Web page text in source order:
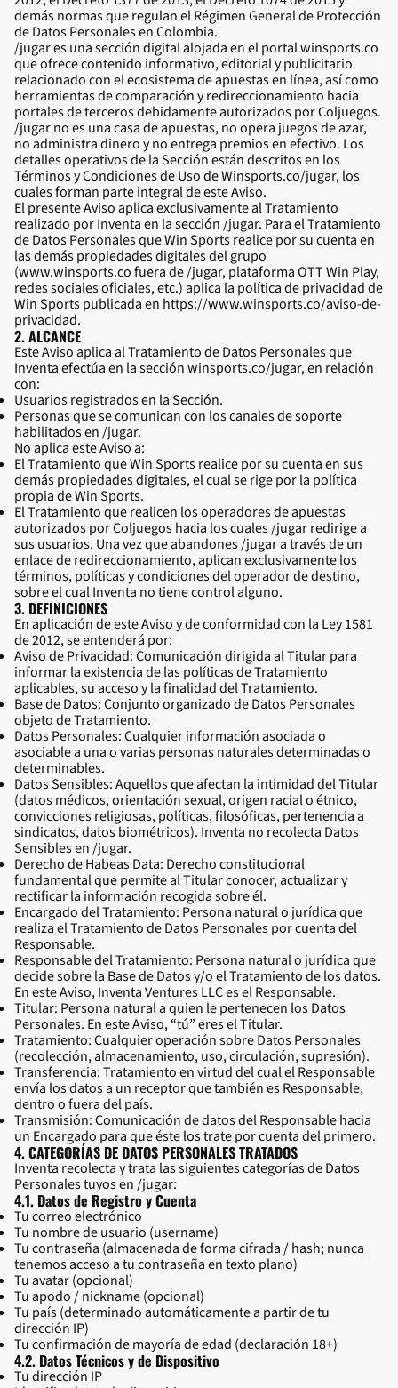
demás normas que regulan el Régimen General de Protección
de Datos Personales en Colombia.
/jugar es una sección digital alojada en el portal winsports.co
que ofrece contenido informativo, editorial y publicitario
relacionado con el ecosistema de apuestas en línea, así como
herramientas de comparación y redireccionamiento hacia
portales de terceros debidamente autorizados por Coljuegos.
/jugar no es una casa de apuestas, no opera juegos de azar,
no administra dinero y no entrega premios en efectivo. Los
detalles operativos de la Sección están descritos en los
Términos y Condiciones de Uso de Winsports.co/jugar, los
cuales forman parte integral de este Aviso.
El presente Aviso aplica exclusivamente al Tratamiento
realizado por Inventa en la sección /jugar. Para el Tratamiento
de Datos Personales que Win Sports realice por su cuenta en
las demás propiedades digitales del grupo
(www.winsports.co fuera de /jugar, plataforma OTT Win Play,
redes sociales oficiales, etc.) aplica la política de privacidad de
Win Sports publicada en https://www.winsports.co/aviso-de-
privacidad.
2. ALCANCE
Este Aviso aplica al Tratamiento de Datos Personales que
Inventa efectúa en la sección winsports.co/jugar, en relación
con:
Usuarios registrados en la Sección.
Personas que se comunican con los canales de soporte
habilitados en /jugar.
No aplica este Aviso a:
El Tratamiento que Win Sports realice por su cuenta en sus
demás propiedades digitales, el cual se rige por la política
propia de Win Sports.
El Tratamiento que realicen los operadores de apuestas
autorizados por Coljuegos hacia los cuales /jugar redirige a
sus usuarios. Una vez que abandones /jugar a través de un
enlace de redireccionamiento, aplican exclusivamente los
términos, políticas y condiciones del operador de destino,
sobre el cual Inventa no tiene control alguno.
3. DEFINICIONES
En aplicación de este Aviso y de conformidad con la Ley 1581
de 2012, se entenderá por:
Aviso de Privacidad: Comunicación dirigida al Titular para
informar la existencia de las políticas de Tratamiento
aplicables, su acceso y la finalidad del Tratamiento.
Base de Datos: Conjunto organizado de Datos Personales
objeto de Tratamiento.
Datos Personales: Cualquier información asociada o
asociable a una o varias personas naturales determinadas o
determinables.
Datos Sensibles: Aquellos que afectan la intimidad del Titular
(datos médicos, orientación sexual, origen racial o étnico,
convicciones religiosas, políticas, filosóficas, pertenencia a
sindicatos, datos biométricos). Inventa no recolecta Datos
Sensibles en /jugar.
Derecho de Habeas Data: Derecho constitucional
fundamental que permite al Titular conocer, actualizar y
rectificar la información recogida sobre él.
Encargado del Tratamiento: Persona natural o jurídica que
realiza el Tratamiento de Datos Personales por cuenta del
Responsable.
Responsable del Tratamiento: Persona natural o jurídica que
decide sobre la Base de Datos y/o el Tratamiento de los datos.
En este Aviso, Inventa Ventures LLC es el Responsable.
Titular: Persona natural a quien le pertenecen los Datos
Personales. En este Aviso, “tú” eres el Titular.
Tratamiento: Cualquier operación sobre Datos Personales
(recolección, almacenamiento, uso, circulación, supresión).
Transferencia: Tratamiento en virtud del cual el Responsable
envía los datos a un receptor que también es Responsable,
dentro o fuera del país.
Transmisión: Comunicación de datos del Responsable hacia
un Encargado para que éste los trate por cuenta del primero.
4. CATEGORÍAS DE DATOS PERSONALES TRATADOS
Inventa recolecta y trata las siguientes categorías de Datos
Personales tuyos en /jugar:
4.1. Datos de Registro y Cuenta
Tu correo electrónico
Tu nombre de usuario (username)
Tu contraseña (almacenada de forma cifrada / hash; nunca
tenemos acceso a tu contraseña en texto plano)
Tu avatar (opcional)
Tu apodo / nickname (opcional)
Tu país (determinado automáticamente a partir de tu
dirección IP)
Tu confirmación de mayoría de edad (declaración 18+)
4.2. Datos Técnicos y de Dispositivo
Tu dirección IP